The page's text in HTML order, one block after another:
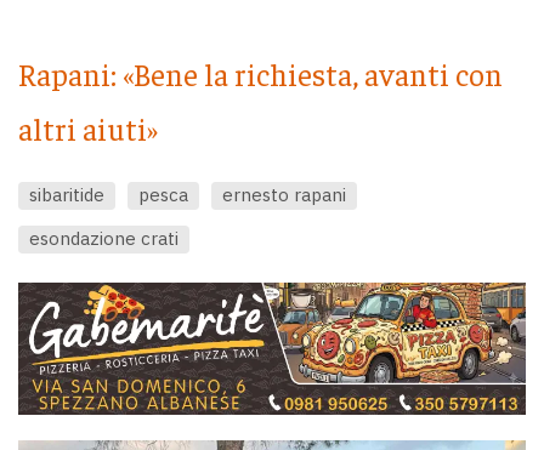
Rapani: «Bene la richiesta, avanti con
altri aiuti»
sibaritide pesca
ernesto rapani
esondazione crati